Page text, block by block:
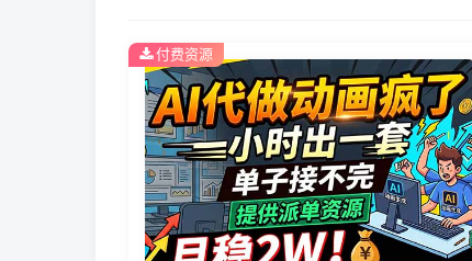
付费资源